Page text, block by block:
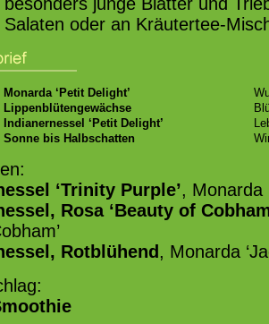
Salaten oder an Kräutertee-
Monarda ‘Petit Delight’
Lippenblütengewächse
Indianernessel ‘Petit Delight’
Sonne bis Halbschatten
‘Trinity Purple’, Monarda
Rosa ‘Beauty of
Rotblühend , Monarda